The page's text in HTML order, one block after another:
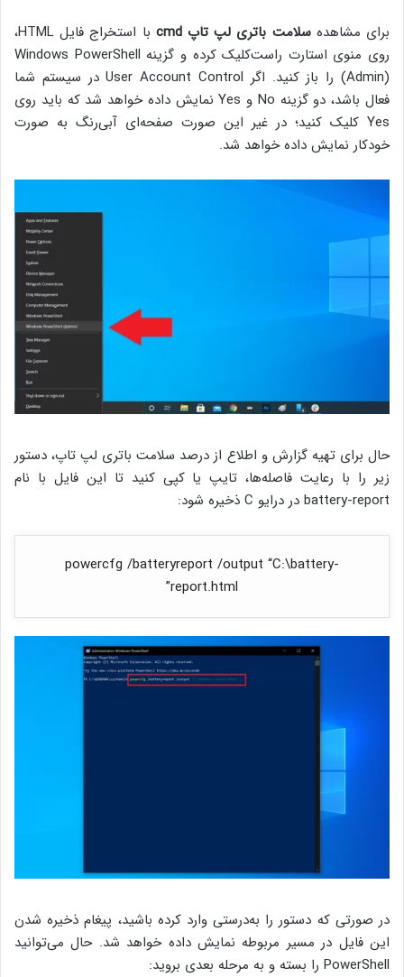
برای مشاهدهسلامت باتری لپ تاپ cmd
با استخراج فایل HTML،
روی منوی استارت راست‌‌کلیک کرده و گزینه Windows PowerShell
(Admin) را باز کنید. اگر User Account Control در سیستم شما
فعال باشد، دو گزینه No و Yes نمایش داده خواهد شد که باید روی
Yes کلیک کنید؛ در غیر این صورت صفحه‌ای آبی‌رنگ به صورت
خودکار نمایش داده خواهد شد.
حال برای تهیه گزارش و اطلاع از درصد سلامت باتری لپ تاپ، دستور
زیر را با رعایت فاصله‌ها، تایپ یا کپی کنید تا این فایل با نام
battery-report در درایو C ذخیره شود:
powercfg /batteryreport /output “C:\battery-
report.html”
در صورتی که دستور را به‌درستی وارد کرده باشید، پیغام ذخیره شدن
این فایل در مسیر مربوطه نمایش داده خواهد شد. حال می‌توانید
PowerShell را بسته و به مرحله بعدی بروید: